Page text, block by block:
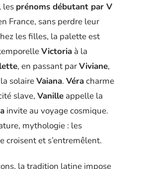
les prénoms débutant par V
France, sans perdre leur
les filles, la palette est
Victoria à la
, en passant parViviane,
solaireVaiana. Véracharme
slave, Vanille appelle la
invite au voyage cosmique.
mythologie : les
croisent et s’entremêlent.
la tradition latine impose